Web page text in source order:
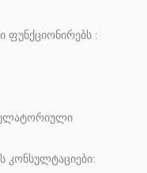
ფუნქციონირებს :
კონსულტაციები: